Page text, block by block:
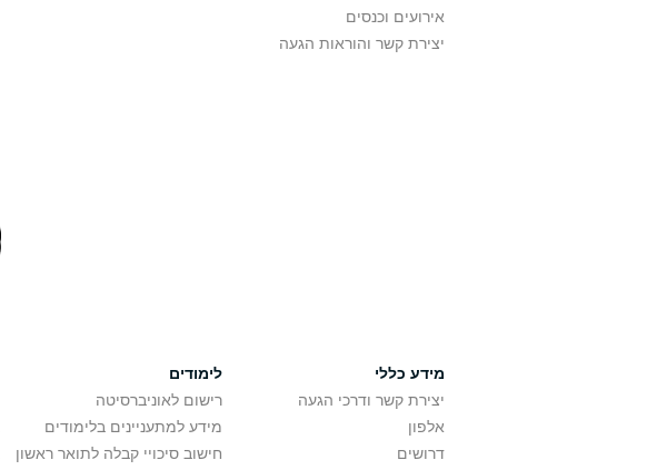
אירועים וכנסים
יצירת קשר והוראות הגעה
מידע כללי
יצירת קשר ודרכי הגעה
אלפון
דרושים
לימודים
רישום לאוניברסיטה
מידע למתעניינים בלימודים
חישוב סיכויי קבלה לתואר ראשון